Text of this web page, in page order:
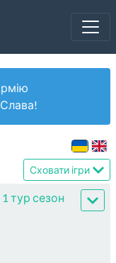
Сховати ігри
тур сезон